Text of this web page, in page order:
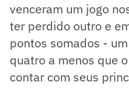
venceram um jogo
ter perdido outro e
pontos somados -
quatro a menos que
contar com seus